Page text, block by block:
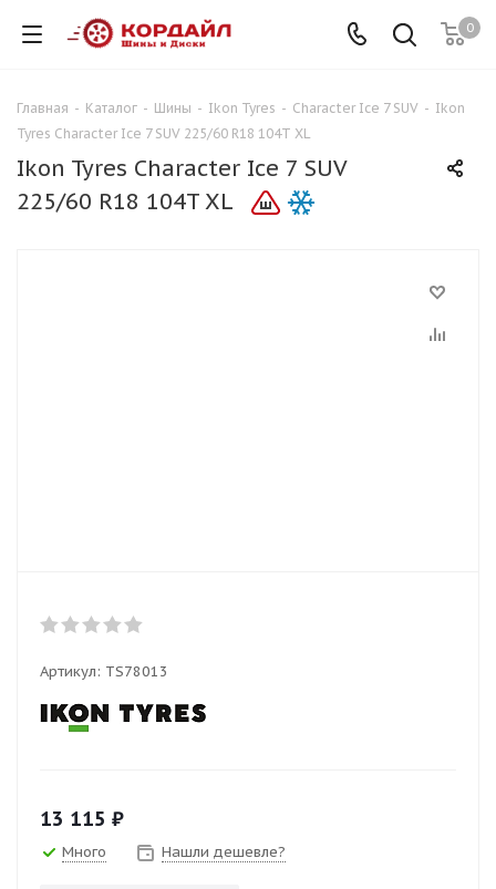
0
Главная - Каталог - Шины - Ikon Tyres - Character Ice 7 SUV - Ikon
Tyres Character Ice 7 SUV 225/60 R18 104T XL
Ikon Tyres Character Ice 7 SUV
225/60 R18 104T XL
Артикул: TS78013
13 115 ₽
Много Нашли дешевле?